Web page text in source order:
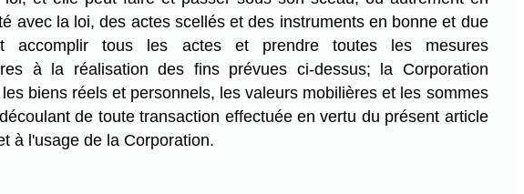
avec la loi, des actes scellés et des instruments en bonne et due
accomplir tous les actes et prendre toutes les mesures
à la réalisation des fins prévues ci-dessus; la Corporation
biens réels et personnels, les valeurs mobilières et les sommes
de toute transaction effectuée en vertu du présent article
à l'usage de la Corporation.